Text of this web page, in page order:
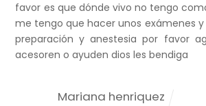
favor es que dónde vivo no tengo
me tengo que hacer unos exámenes
preparación y anestesia por favor
acesoren o ayuden dios les bendiga
Mariana henriquez